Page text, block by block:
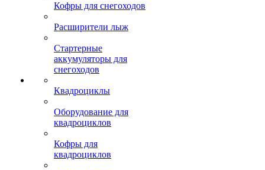
Кофры для снегоходов
Расширители лыж
Стартерные
аккумуляторы для
снегоходов
Квадроциклы
Оборудование для
квадроциклов
Кофры для
квадроциклов